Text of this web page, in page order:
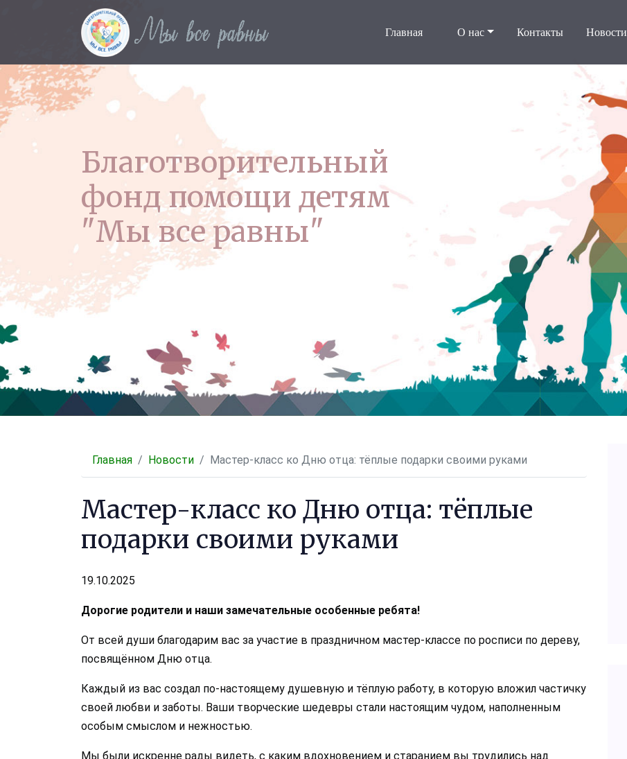
Главная О нас Контакты Новости
Благотворительный
фонд помощи детям
"Мы все равны"
Главная Новости Мастер-класс ко Дню отца: тёплые подарки своими руками
Мастер-класс ко Дню отца: тёплые
подарки своими руками
19.10.2025
Дорогие родители и наши замечательные особенные ребята!
От всей души благодарим вас за участие в праздничном мастер-классе по росписи по дереву,
посвящённом Дню отца.
Каждый из вас создал по-настоящему душевную и тёплую работу, в которую вложил частичку
своей любви и заботы. Ваши творческие шедевры стали настоящим чудом, наполненным
особым смыслом и нежностью.
Мы были искренне рады видеть, с каким вдохновением и старанием вы трудились над